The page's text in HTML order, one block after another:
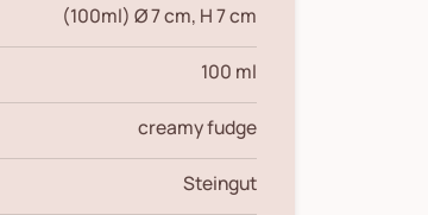
(100ml) Ø 7 cm, H 7 cm
100 ml
creamy fudge
Steingut